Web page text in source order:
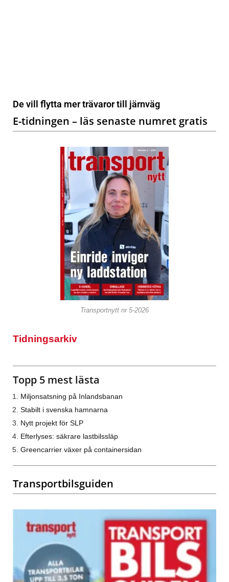
De vill flytta mer trävaror till järnväg
E-tidningen – läs senaste numret gratis
Transportnytt nr 5-2026
Tidningsarkiv
Topp 5 mest lästa
Miljonsatsning på Inlandsbanan
Stabilt i svenska hamnarna
Nytt projekt för SLP
Efterlyses: säkrare lastbilssläp
Greencarrier växer på containersidan
Transportbilsguiden